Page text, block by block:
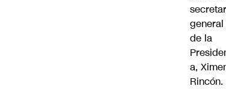
general
de la
a,
Rincón.